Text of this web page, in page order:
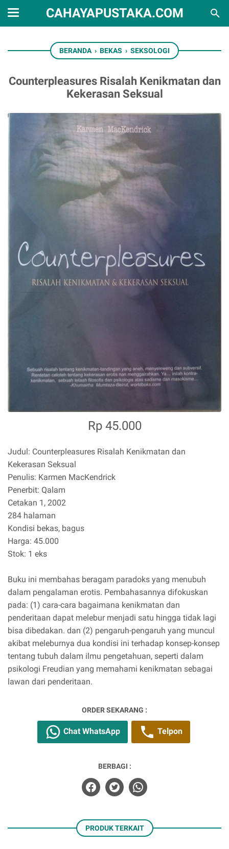
CAHAYAPUSTAKA.COM
BERANDA › BEKAS › SEKSOLOGI
Counterpleasures Risalah Kenikmatan dan
Kekerasan Seksual
Rp 45.000
Judul: Counterpleasures Risalah Kenikmatan dan
Kekerasan Seksual
Penulis: Karmen MacKendrick
Penerbit: Qalam
Cetakan 1, 2002
284 halaman
Kondisi bekas, bagus
Harga: 45.000
Stok: 1 eks
Buku ini membahas beragam paradoks yang menubuh
dalam pengalaman erotis. Pembahasannya difokuskan
pada: (1) cara-cara bagaimana kenikmatan dan
penderitaan dapat melebur menjadi satu hingga tidak lagi
bisa dibedakan. dan (2) pengaruh-pengaruh yang muncul
akibat meleburnya dua kondisi ini terhadap konsep-konsep
tentang tubuh dalam ilmu pengetahuan, seperti dalam
psikologi Freudian yang memahami kenikmatan sebagai
lawan dari penderitaan.
ORDER SEKARANG :
Chat WhatsApp Telpon
BERBAGI :
PRODUK TERKAIT